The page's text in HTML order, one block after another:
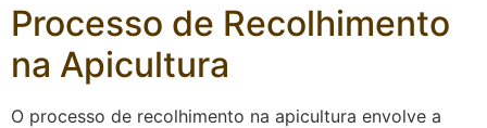
Processo de Recolhimento
na Apicultura
O processo de recolhimento na apicultura envolve a